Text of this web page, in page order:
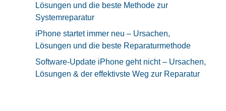
Lösungen und die beste Methode zur
Systemreparatur
iPhone startet immer neu – Ursachen,
Lösungen und die beste Reparaturmethode
Software-Update iPhone geht nicht – Ursachen,
Lösungen & der effektivste Weg zur Reparatur